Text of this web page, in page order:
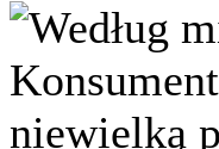
Według
niewielką